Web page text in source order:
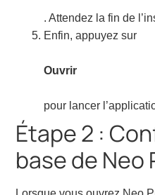
. Attendez la fin de
Enfin, appuyez sur
Ouvrir
pour lancer
Étape 2 :
base de Neo